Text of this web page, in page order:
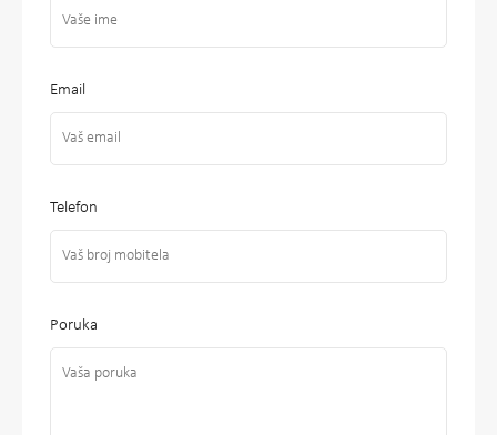
Email
Telefon
Poruka